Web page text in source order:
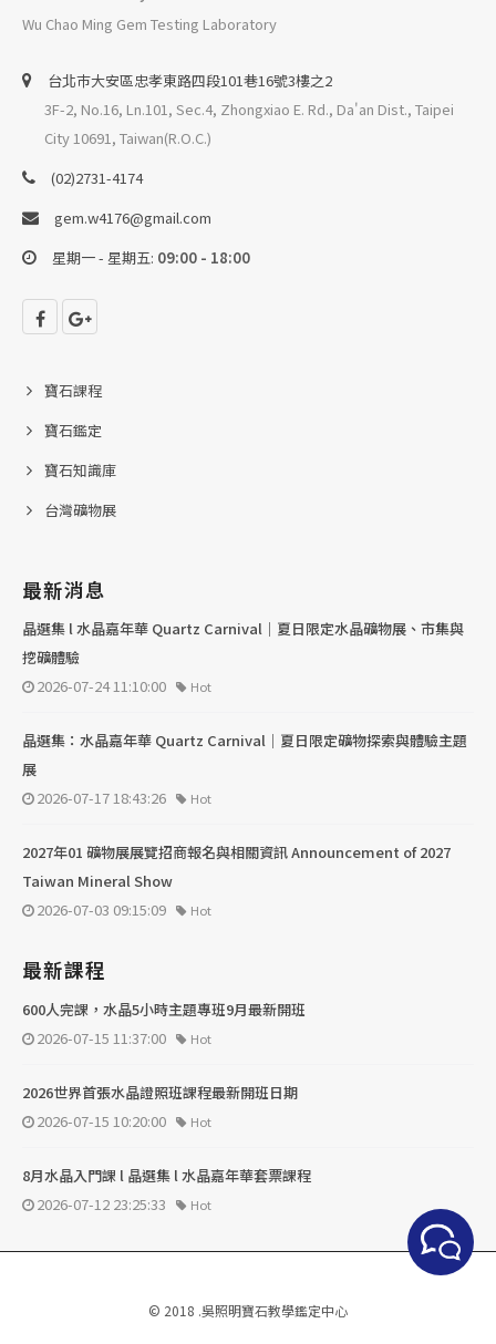
Wu Chao Ming Gem Testing Laboratory
台北巿大安區忠孝東路四段101巷16號3樓之2
3F-2, No.16, Ln.101, Sec.4, Zhongxiao E. Rd., Da'an Dist., Taipei
City 10691, Taiwan(R.O.C.)
(02)2731-4174
gem.w4176@gmail.com
星期一 - 星期五: 09:00 - 18:00
寶石課程
寶石鑑定
寶石知識庫
台灣礦物展
最新消息
晶選集 l 水晶嘉年華 Quartz Carnival｜夏日限定水晶礦物展、市集與
挖礦體驗
2026-07-24 11:10:00
Hot
晶選集：水晶嘉年華 Quartz Carnival｜夏日限定礦物探索與體驗主題
展
2026-07-17 18:43:26
Hot
2027年01 礦物展展覽招商報名與相關資訊 Announcement of 2027
Taiwan Mineral Show
2026-07-03 09:15:09
Hot
最新課程
600人完課，水晶5小時主題專班9月最新開班
2026-07-15 11:37:00
Hot
2026世界首張水晶證照班課程最新開班日期
2026-07-15 10:20:00
Hot
8月水晶入門課 l 晶選集 l 水晶嘉年華套票課程
2026-07-12 23:25:33
Hot
© 2018 .吳照明寶石教學鑑定中心